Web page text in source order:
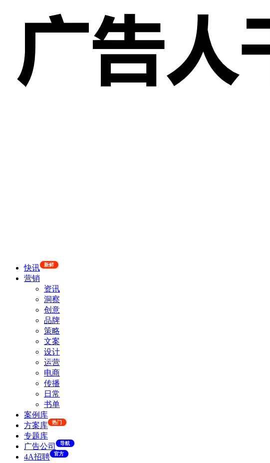
快讯 新鲜
营销
资讯
洞察
创意
品牌
策略
文案
设计
运营
电商
传播
日常
书单
案例库
方案库
热门
专题库
广告公司
导航
4A招聘 官方